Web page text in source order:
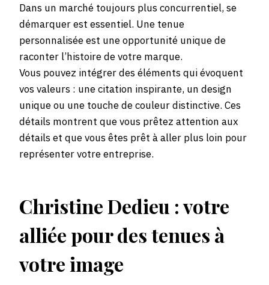
Dans un marché toujours plus concurrentiel, se
démarquer est essentiel. Une tenue
personnalisée est une opportunité unique de
raconter l’histoire de votre marque.
Vous pouvez intégrer des éléments qui évoquent
vos valeurs : une citation inspirante, un design
unique ou une touche de couleur distinctive. Ces
détails montrent que vous prêtez attention aux
détails et que vous êtes prêt à aller plus loin pour
représenter votre entreprise.
Christine Dedieu : votre
alliée pour des tenues à
votre image